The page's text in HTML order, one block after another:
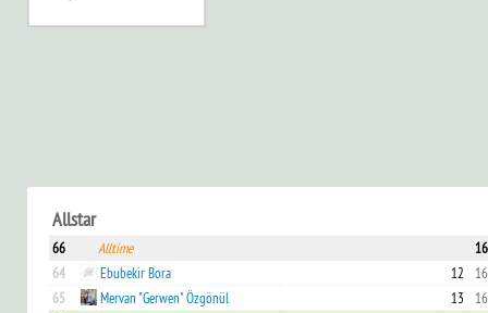
Allstar
66 Alltime
64
Ebubekir Bora 12
65
Mervan "Gerwen" Özgönül 13